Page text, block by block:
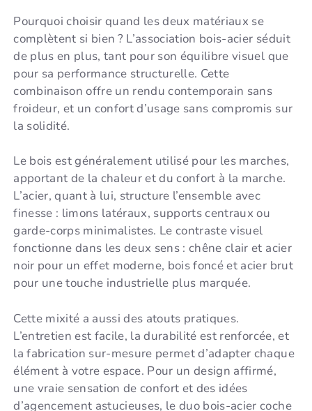
Pourquoi choisir quand les deux matériaux se
complètent si bien ? L’association bois-acier séduit
de plus en plus, tant pour son équilibre visuel que
pour sa performance structurelle. Cette
combinaison offre un rendu contemporain sans
froideur, et un confort d’usage sans compromis sur
la solidité.
Le bois est généralement utilisé pour les marches,
apportant de la chaleur et du confort à la marche.
L’acier, quant à lui, structure l’ensemble avec
finesse : limons latéraux, supports centraux ou
garde-corps minimalistes. Le contraste visuel
fonctionne dans les deux sens : chêne clair et acier
noir pour un effet moderne, bois foncé et acier brut
pour une touche industrielle plus marquée.
Cette mixité a aussi des atouts pratiques.
L’entretien est facile, la durabilité est renforcée, et
la fabrication sur-mesure permet d’adapter chaque
élément à votre espace. Pour un design affirmé,
une vraie sensation de confort et des idées
d’agencement astucieuses, le duo bois-acier coche